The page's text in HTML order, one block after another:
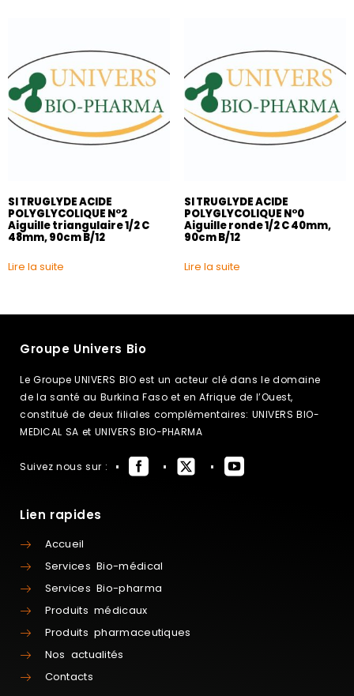
SI TRUGLYDE ACIDE
POLYGLYCOLIQUE N°2
Aiguille triangulaire 1/2 C
48mm, 90cm B/12
Lire la suite
SI TRUGLYDE ACIDE
POLYGLYCOLIQUE N°0
Aiguille ronde 1/2 C 40mm,
90cm B/12
Lire la suite
Groupe Univers Bio
Le Groupe UNIVERS BIO est un acteur clé dans le domaine
de la santé au Burkina Faso et en Afrique de l’Ouest,
constitué de deux filiales complémentaires: UNIVERS BIO-
MEDICAL SA et UNIVERS BIO-PHARMA
Suivez nous sur :
Lien rapides
Accueil
Services Bio-médical
Services Bio-pharma
Produits médicaux
Produits pharmaceutiques
Nos actualités
Contacts